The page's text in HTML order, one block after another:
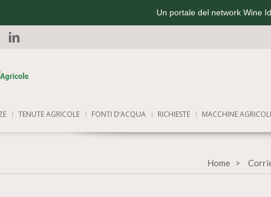
Un portale del network Wine
TENUTE AGRICOLE FONTI D’ACQUA RICHIESTE MACCHINE
Home